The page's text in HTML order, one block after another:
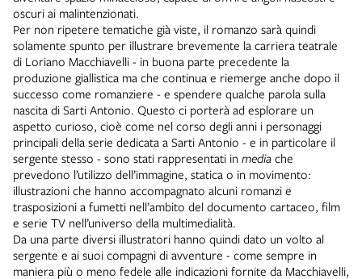
oscuri ai malintenzionati.
Per non ripetere tematiche già viste, il romanzo sarà quindi
solamente spunto per illustrare brevemente la carriera teatrale
di Loriano Macchiavelli - in buona parte precedente la
produzione giallistica ma che continua e riemerge anche dopo il
successo come romanziere - e spendere qualche parola sulla
nascita di Sarti Antonio. Questo ci porterà ad esplorare un
aspetto curioso, cioè come nel corso degli anni i personaggi
principali della serie dedicata a Sarti Antonio - e in particolare il
sergente stesso - sono stati rappresentati in media che
prevedono l’utilizzo dell’immagine, statica o in movimento:
illustrazioni che hanno accompagnato alcuni romanzi e
trasposizioni a fumetti nell’ambito del documento cartaceo, film
e serie TV nell’universo della multimedialità.
Da una parte diversi illustratori hanno quindi dato un volto al
sergente e ai suoi compagni di avventure - come sempre in
maniera più o meno fedele alle indicazioni fornite da Macchiavelli,